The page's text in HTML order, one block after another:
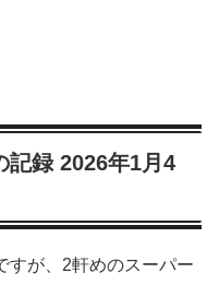
録 2026年1月4
すが、2軒めのスーパー